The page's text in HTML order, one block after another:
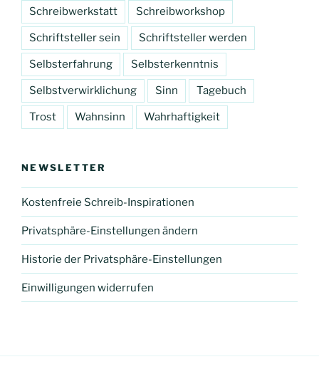
Schreibwerkstatt Schreibworkshop
Schriftsteller sein Schriftsteller werden
Selbsterfahrung Selbsterkenntnis
Selbstverwirklichung Sinn Tagebuch
Trost Wahnsinn Wahrhaftigkeit
NEWSLETTER
Kostenfreie Schreib-Inspirationen
Privatsphäre-Einstellungen ändern
Historie der Privatsphäre-Einstellungen
Einwilligungen widerrufen